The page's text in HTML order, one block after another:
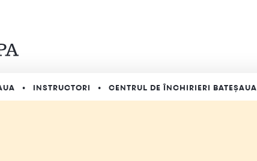
INSTRUCTORI CENTRUL DE ÎNCHIRIERI BATEȘAUA